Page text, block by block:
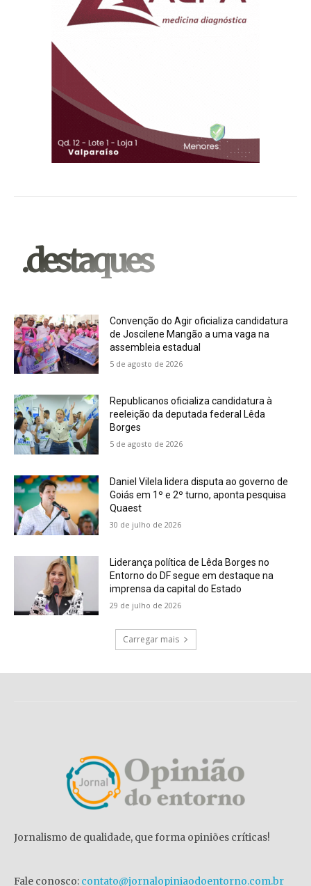
.destaques
Convenção do Agir oficializa candidatura
de Joscilene Mangão a uma vaga na
assembleia estadual
5 de agosto de 2026
Republicanos oficializa candidatura à
reeleição da deputada federal Lêda
Borges
5 de agosto de 2026
Daniel Vilela lidera disputa ao governo de
Goiás em 1º e 2º turno, aponta pesquisa
Quaest
30 de julho de 2026
Liderança política de Lêda Borges no
Entorno do DF segue em destaque na
imprensa da capital do Estado
29 de julho de 2026
Carregar mais
Jornalismo de qualidade, que forma opiniões críticas!
Fale conosco: contato@jornalopiniaodoentorno.com.br